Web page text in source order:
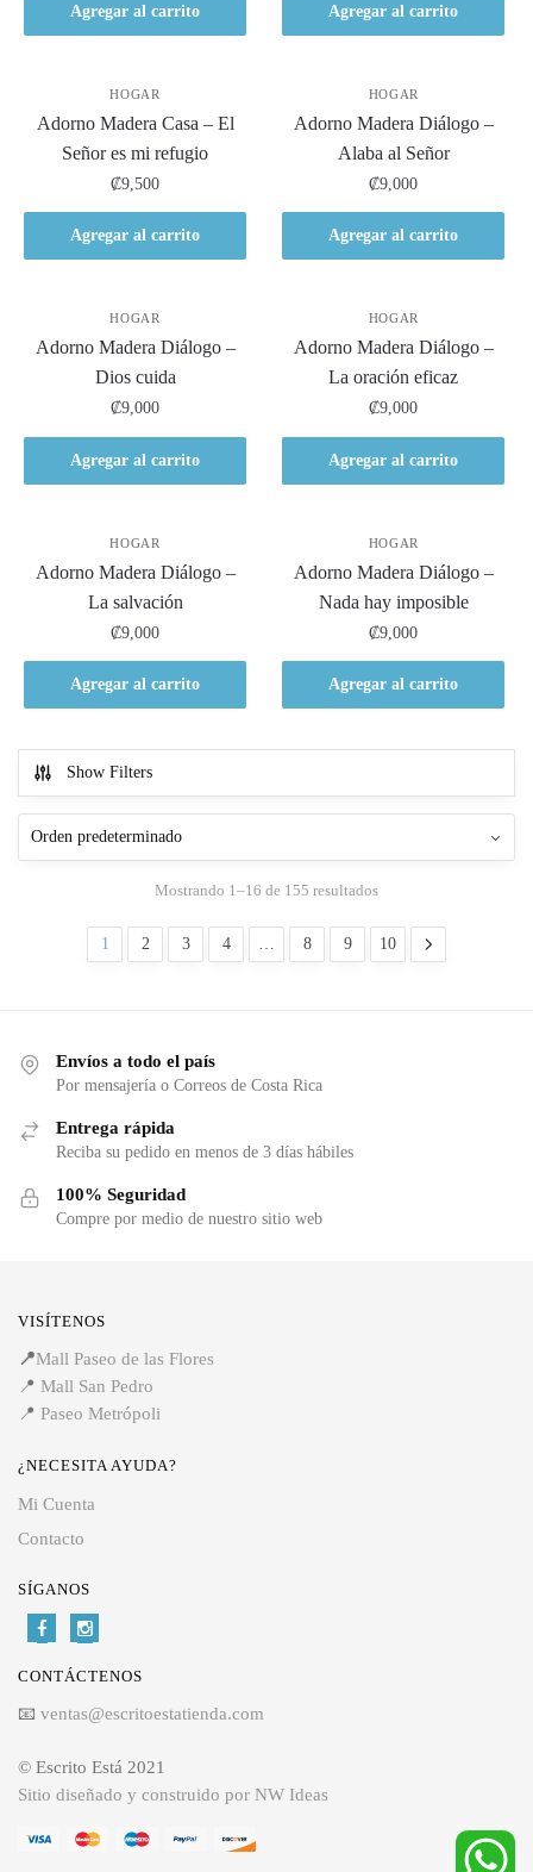
Agregar al carrito Agregar al carrito
HOGAR
Adorno Madera Casa – El
Señor es mi refugio
₡9,500
Agregar al carrito
HOGAR
Adorno Madera Diálogo –
Alaba al Señor
₡9,000
Agregar al carrito
HOGAR
Adorno Madera Diálogo –
Dios cuida
₡9,000
Agregar al carrito
HOGAR
Adorno Madera Diálogo –
La oración eficaz
₡9,000
Agregar al carrito
HOGAR
Adorno Madera Diálogo –
La salvación
₡9,000
Agregar al carrito
HOGAR
Adorno Madera Diálogo –
Nada hay imposible
₡9,000
Agregar al carrito
Show Filters
Mostrando 1–16 de 155 resultados
1 2 3 4 8 9 10
Envíos a todo el país
Por mensajería o Correos de Costa Rica
Entrega rápida
Reciba su pedido en menos de 3 días hábiles
100% Seguridad
Compre por medio de nuestro sitio web
VISÍTENOS
📍Mall Paseo de las Flores
📍 Mall San Pedro
📍 Paseo Metrópoli
¿NECESITA AYUDA?
Mi Cuenta
Contacto
SÍGANOS
CONTÁCTENOS
📧 ventas@escritoestatienda.com
© Escrito Está 2021
Sitio diseñado y construido por NW Ideas